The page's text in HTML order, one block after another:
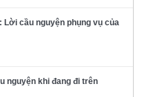
Lời cầu nguyện phụng vụ của
nguyện khi đang đi trên